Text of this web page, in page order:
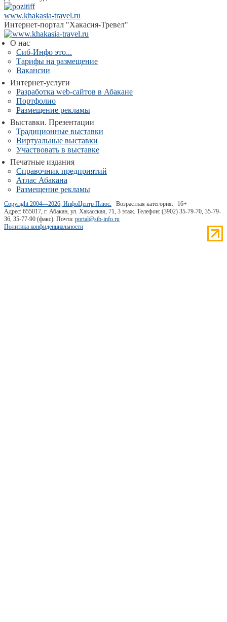
www.khakasia-travel.ru
Интернет-портал "Хакасия-Тревел"
О нас
Сиб-Инфо это...
Тарифы на размещение
Вакансии
Интернет-услуги
Разработка web-сайтов в Абакане
Портфолио
Размещение рекламы
Выставки. Презентации
Традиционные выставки
Виртуальные выставки
Участвовать в выставке
Печатные издания
Справочник предприятий
Атлас Абакана
Размещение рекламы
Copyright 2004—2026, ИнфоЦентр Плюс. Возрастная категория:
16+
Адрес: 655017, г. Абакан, ул. Хакасская, 71, 3 этаж. Телефон: (3902) 35-79-70, 35-79-
36, 35-77-90 (факс). Почта: portal@sib-info.ru
Политика конфиденциальности